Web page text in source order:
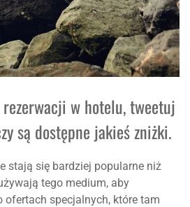
w hotelu, tweetuj
są dostępne jakieś zniżki.
stają się bardziej popularne niż
tego medium, aby
ofertach specjalnych, które tam